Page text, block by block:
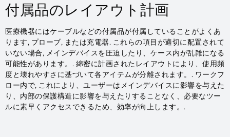
付属品のレイアウト計画
医療機器にはケーブルなどの付属品が付属していることがよくあ
ります, プローブ, または充電器. これらの項目が適切に配置されて
いない場合, メインデバイスを圧迫したり、ケース内が乱雑になる
可能性があります。. 綿密に計画されたレイアウトにより、使用頻
度と壊れやすさに基づいて各アイテムが分離されます。. ワークフ
ロー内で, これにより、ユーザーはメインデバイスに影響を与えた
り、内部の保護構造に影響を与えたりすることなく、必要なツー
ルに素早くアクセスできるため、効率が向上します。.